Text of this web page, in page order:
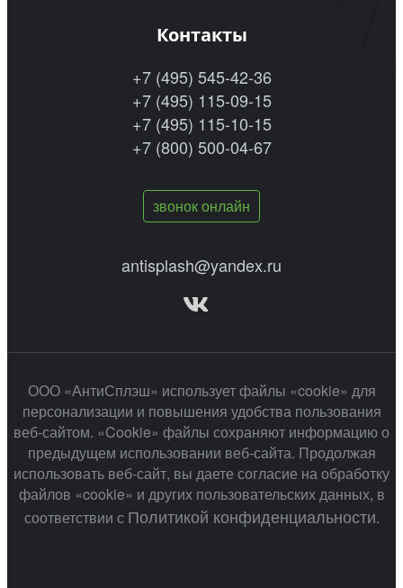
Контакты
+7 (495) 545-42-36
+7 (495) 115-09-15
+7 (495) 115-10-15
+7 (800) 500-04-67
звонок онлайн
antisplash@yandex.ru
ООО «АнтиСплэш» использует файлы «cookie» для
персонализации и повышения удобства пользования
веб-сайтом. «Cookie» файлы сохраняют информацию о
предыдущем использовании веб-сайта. Продолжая
использовать веб-сайт, вы даете согласие на обработку
файлов «cookie» и других пользовательских данных, в
соответствии с Политикой конфиденциальности.